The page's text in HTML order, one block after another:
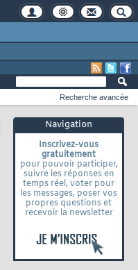
Navigation
Inscrivez-vous
gratuitement
pour pouvoir participer,
suivre les réponses en
temps réel, voter pour
les messages, poser vos
propres questions et
recevoir la newsletter
Recherche avancée